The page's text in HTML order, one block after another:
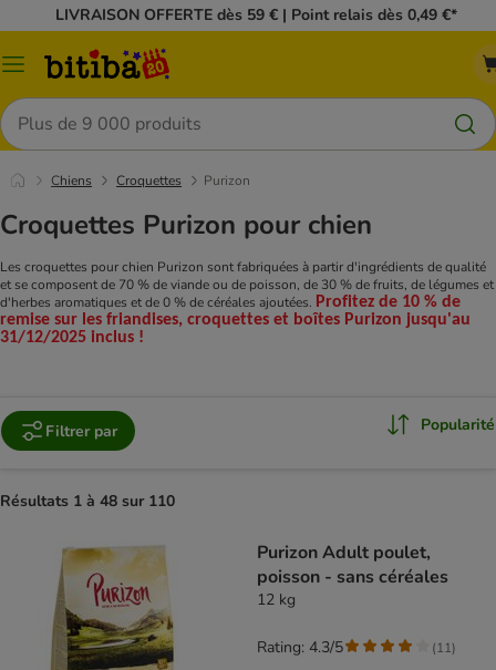
LIVRAISON OFFERTE dès 59 € | Point relais dès 0,49 €*
Menu
Rechercher
Chiens Croquettes Purizon
Croquettes Purizon pour chien
Les croquettes pour chien Purizon sont fabriquées à partir d'ingrédients de qualité
et se composent de 70 % de viande ou de poisson, de 30 % de fruits, de légumes et
d'herbes aromatiques et de 0 % de céréales ajoutées. Profitez de 10 % de
remise sur les friandises, croquettes et boîtes Purizon jusqu'au
31/12/2025 inclus !
Filtrer par Popularité
Résultats 1 à 48 sur 110
Purizon Adult poulet,
poisson - sans céréales
12 kg
Rating: 4.3/5 (11)